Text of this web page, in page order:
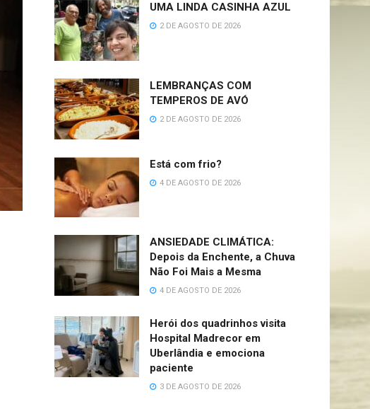
UMA LINDA CASINHA AZUL
2 DE AGOSTO DE 2026
LEMBRANÇAS COM
TEMPEROS DE AVÓ
2 DE AGOSTO DE 2026
Está com frio?
4 DE AGOSTO DE 2026
ANSIEDADE CLIMÁTICA:
Depois da Enchente, a Chuva
Não Foi Mais a Mesma
4 DE AGOSTO DE 2026
Herói dos quadrinhos visita
Hospital Madrecor em
Uberlândia e emociona
paciente
3 DE AGOSTO DE 2026